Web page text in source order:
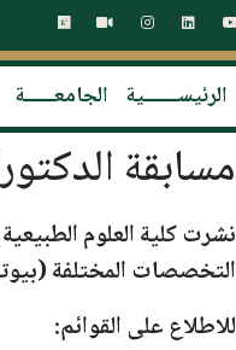
الرئيســـــــية الجامعــــــة
مسابقة
نشرتكلية العلوم
التخصصات المختلفة (
للاطلاع على القوائم: